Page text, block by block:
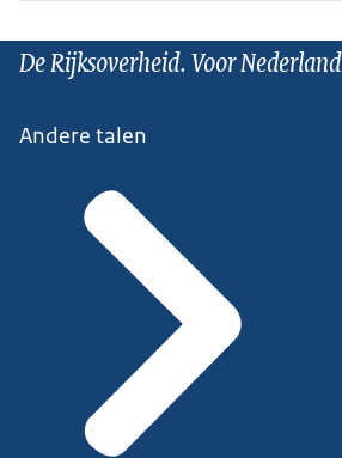
De Rijksoverheid. Voor Nederland
Andere talen